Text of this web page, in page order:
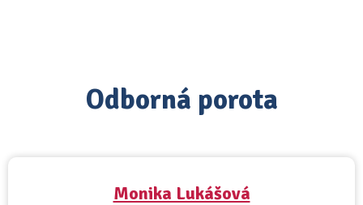
Odborná porota
Monika Lukášová